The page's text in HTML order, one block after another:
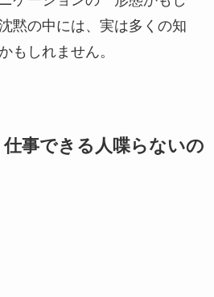
黙の中には、実は多くの知
もしれません。
事できる人喋らないの